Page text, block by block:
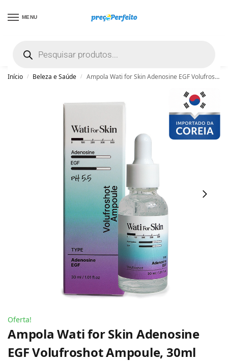
MENU
Início / Beleza e Saúde / Ampola Wati for Skin Adenosine EGF Volufroshot Ampoule, 30ml
Oferta!
Ampola Wati for Skin Adenosine
EGF Volufroshot Ampoule, 30ml